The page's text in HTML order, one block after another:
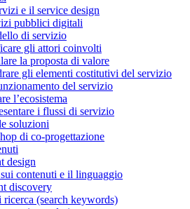
e il service design
pubblici digitali
di servizio
gli attori coinvolti
la proposta di valore
gli elementi costitutivi del servizio
del servizio
l’ecosistema
i flussi di servizio
soluzioni
di co-progettazione
design
contenuti e il linguaggio
discovery
(search keywords)